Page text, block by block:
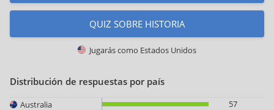
QUIZ SOBRE HISTORIA
Jugarás como Estados Unidos
Distribución de respuestas por país
Australia
57